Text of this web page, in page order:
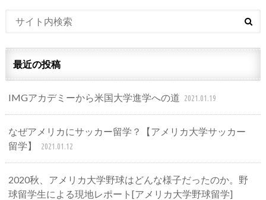
最近の投稿
IMGアカデミーから米国大学進学への道 2021.01.19
なぜアメリカにサッカー留学？【アメリカ大学サッカー
留学】
2021.01.12
2020秋、アメリカ大学野球はどんな様子だったのか。野
球留学生による現地レポート[アメリカ大学野球留学]